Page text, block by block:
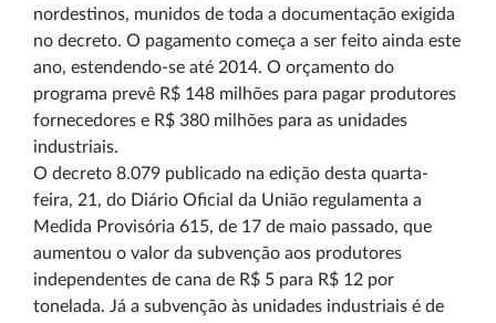
nordestinos, munidos de toda a documentação exigida
no decreto. O pagamento começa a ser feito ainda este
ano, estendendo-se até 2014. O orçamento do
programa prevê R$ 148 milhões para pagar produtores
fornecedores e R$ 380 milhões para as unidades
industriais.
O decreto 8.079 publicado na edição desta quarta-
feira, 21, do Diário Oficial da União regulamenta a
Medida Provisória 615, de 17 de maio passado, que
aumentou o valor da subvenção aos produtores
independentes de cana de R$ 5 para R$ 12 por
tonelada. Já a subvenção às unidades industriais é de